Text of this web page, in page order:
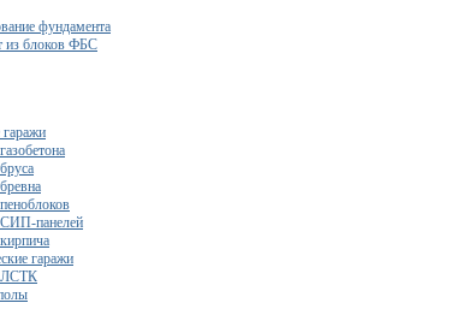
фундамента
из блоков ФБС
панелей
гаражи
ЛСТК